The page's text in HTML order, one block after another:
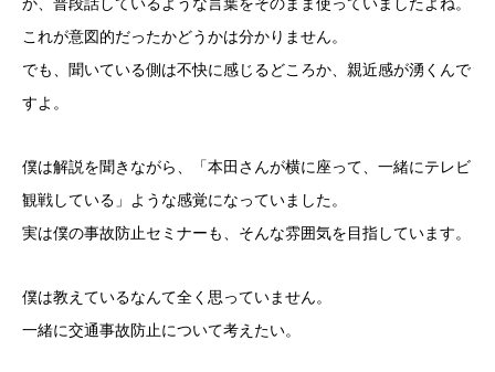
か、普段話しているような言葉をそのまま使っていましたよね。
これが意図的だったかどうかは分かりません。
でも、聞いている側は不快に感じるどころか、親近感が湧くんで
すよ。
僕は解説を聞きながら、「本田さんが横に座って、一緒にテレビ
観戦している」ような感覚になっていました。
実は僕の事故防止セミナーも、そんな雰囲気を目指しています。
僕は教えているなんて全く思っていません。
一緒に交通事故防止について考えたい。